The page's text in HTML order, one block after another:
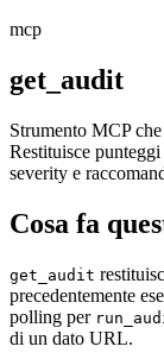
mcp
get_audit
Strumento MCP
Restituisce
severity e
Cosa fa
get_audit
precedentemente
polling per
di un dato URL.